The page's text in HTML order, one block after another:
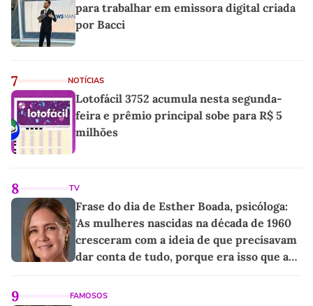
para trabalhar em emissora digital criada
por Bacci
7 NOTÍCIAS
Lotofácil 3752 acumula nesta segunda-
feira e prêmio principal sobe para R$ 5
milhões
8 TV
Frase do dia de Esther Boada, psicóloga:
'As mulheres nascidas na década de 1960
cresceram com a ideia de que precisavam
dar conta de tudo, porque era isso que a
9 FAMOSOS